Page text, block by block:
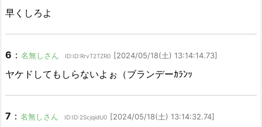
早くしろよ
6 ： 名無しさん ID:ID:RrvT2TZR0 [2024/05/18(土) 13:14:14.73]
ヤケドしてもしらないよぉ（ブランデーｶﾗﾝｯ
7 ： 名無しさん ID:ID:2ScjqidU0 [2024/05/18(土) 13:14:32.74]